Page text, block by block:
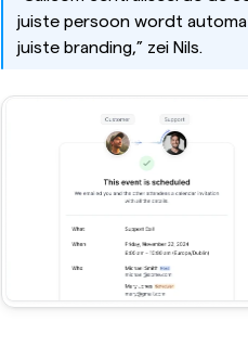
juiste persoon wordt
juiste branding,” zei Nils.